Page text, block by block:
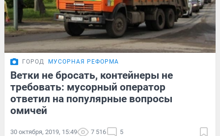
ГОРОД МУСОРНАЯ РЕФОРМА
Ветки не бросать, контейнеры не
требовать: мусорный оператор
ответил на популярные вопросы
омичей
30 октября, 2019, 15:49 7 516 5